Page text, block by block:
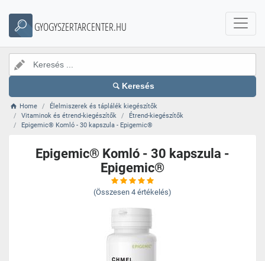
GYOGYSZERTARCENTER.HU
Keresés
Home
Élelmiszerek és táplálék kiegészítők
Vitaminok és étrend-kiegészítők
Étrend-kiegészítők
Epigemic® Komló - 30 kapszula - Epigemic®
Epigemic® Komló - 30 kapszula -
Epigemic®
(Összesen 4 értékelés)